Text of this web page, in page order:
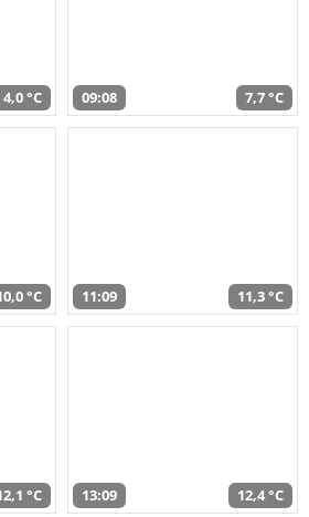
4,0 °C 09:08 7,7 °C
°C 11:09 11,3 °C
°C 13:09 12,4 °C